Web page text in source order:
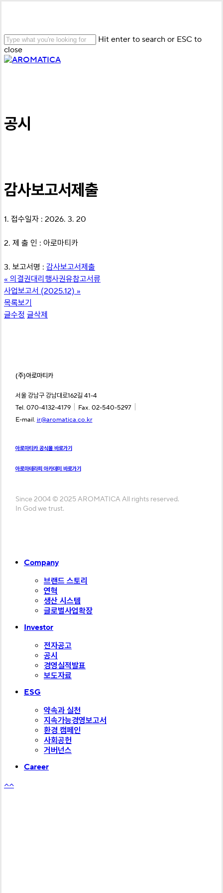
content
Hit enter to search or ESC to
close
Close
공시
감사보고서제출
1. 접수일자 : 2026. 3. 20
2. 제 출 인 : 아로마티카
3. 보고서명 : 감사보고서제출
« 의결권대리행사권유참고서류
사업보고서 (2025.12) »
목록보기
글수정 글삭제
(주)아로마티카
서울 강남구 강남대로162길 41-4
Tel. 070-4132-4179｜ Fax. 02-540-5297｜
E-mail. ir@aromatica.co.kr
아로마티카 공식몰 바로가기
아로마테라피 아카데미 바로가기
Since 2004 © 2025 AROMATICA All rights reserved.
In God we trust.
Close Company
브랜드 스토리
연혁
생산 시스템
글로벌사업확장
Investor
전자공고
공시
경영실적발표
보도자료
ESG
약속과 실천
지속가능경영보고서
환경 캠페인
사회공헌
거버넌스
Career